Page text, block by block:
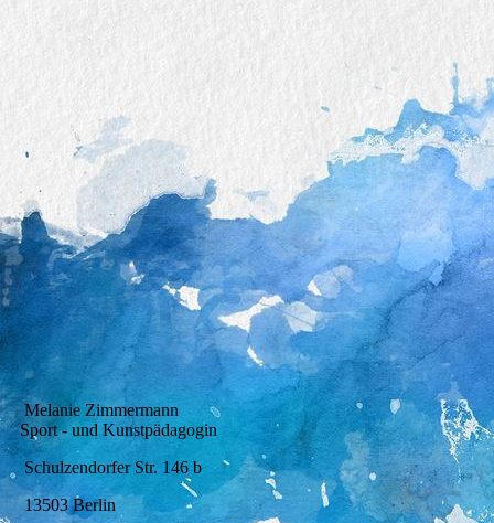
Melanie Zimmermann
Sport - und Kunstpädagogin
Schulzendorfer Str. 146 b
13503 Berlin